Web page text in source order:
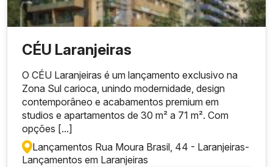
CÉU Laranjeiras
O CÉU Laranjeiras é um lançamento exclusivo na
Zona Sul carioca, unindo modernidade, design
contemporâneo e acabamentos premium em
studios e apartamentos de 30 m² a 71 m². Com
opções [...]
Lançamentos Rua Moura Brasil, 44 - Laranjeiras-
Lançamentos em Laranjeiras